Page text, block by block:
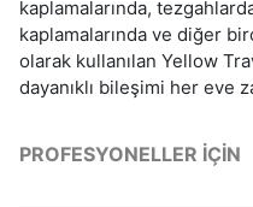
kaplamalarında,
kaplamalarında ve diğer
olarak kullanılan Yellow
dayanıklı bileşimi her eve
PROFESYONELLER İÇIN